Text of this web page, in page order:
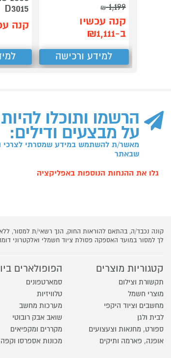
1,199
₪
קנה עכשיו
ב-₪1,111
למידע ורכישה
D3015
קנה
הרשמו ותוכלו
על מבצעים ודילים:
מאשר/ת להשתמש במידע שמסרתי לצרכי
שבאתר
גלו את ההנחות הנוספות באפליקציה
קונה נכבד/ה, בהתאם להוראות החוק, הנך רשאי/ת למסור,
לך למסור במועד האספקה פסולת ציוד חשמלי ואלקטרוני
קטגוריות מוצרים
תקשורת וצילום
מוצרי חשמל
מחשבים וציוד היקפי
לבית ולגן
ספורט, מחנאות וצעצועים
אופנה, פארמה ותיקים
הפופולארים
סמארטפונים
טלוויזיות
מערכות מחשב
שואב אבק רובוטי
מקררים ומקפיאים
מכונות אספרסו וקפה